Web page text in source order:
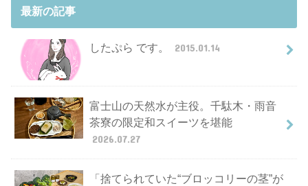
最新の記事
したぷら です。 2015.01.14
富士山の天然水が主役。千駄木・雨音
茶寮の限定和スイーツを堪能
2026.07.27
「捨てられていた“ブロッコリーの茎”が